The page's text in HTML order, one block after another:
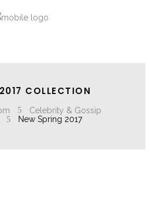
COLLECTION
Celebrity & Gossip
New Spring 2017